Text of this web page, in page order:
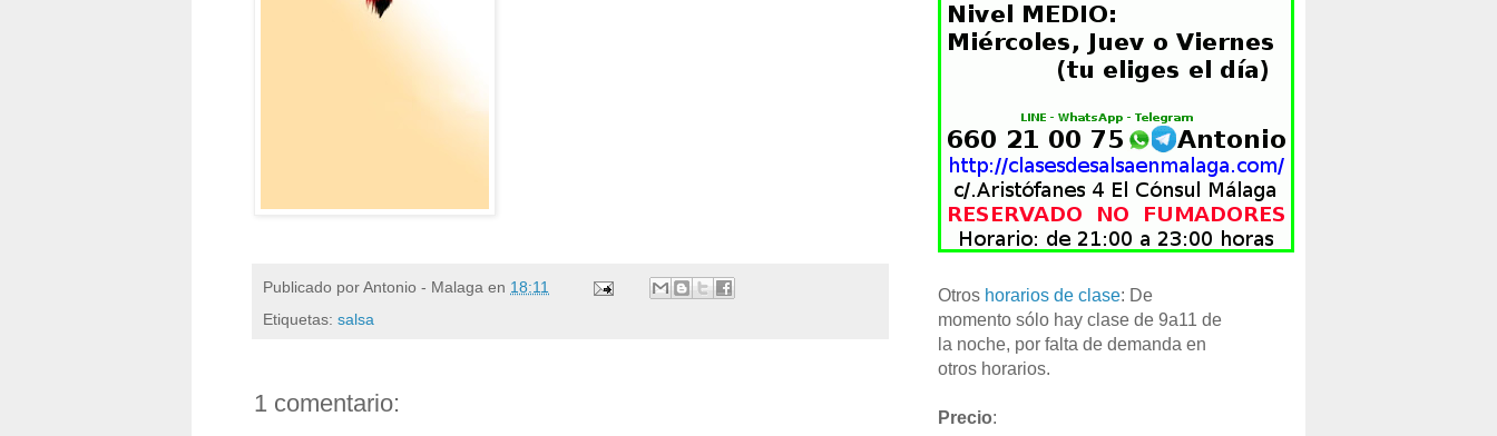
Publicado porAntonio - Malaga en 18:11
Etiquetas: salsa
1 comentario:
Otros horarios de clase: De
momento sólo hay clase de 9a11 de
la noche, por falta de demanda en
otros horarios.
Precio: